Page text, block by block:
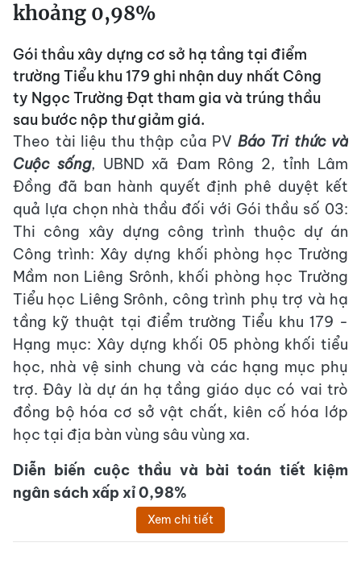
khoảng 0,98%
Gói thầu xây dựng cơ sở hạ tầng tại điểm
trường Tiểu khu 179 ghi nhận duy nhất Công
ty Ngọc Trường Đạt tham gia và trúng thầu
sau bước nộp thư giảm giá.
Theo tài liệu thu thập của PV Báo Tri thức và
Cuộc sống, UBND xã Đam Rông 2, tỉnh Lâm
Đồng đã ban hành quyết định phê duyệt kết
quả lựa chọn nhà thầu đối với Gói thầu số 03:
Thi công xây dựng công trình thuộc dự án
Công trình: Xây dựng khối phòng học Trường
Mầm non Liêng Srônh, khối phòng học Trường
Tiểu học Liêng Srônh, công trình phụ trợ và hạ
tầng kỹ thuật tại điểm trường Tiểu khu 179 -
Hạng mục: Xây dựng khối 05 phòng khối tiểu
học, nhà vệ sinh chung và các hạng mục phụ
trợ. Đây là dự án hạ tầng giáo dục có vai trò
đồng bộ hóa cơ sở vật chất, kiên cố hóa lớp
học tại địa bàn vùng sâu vùng xa.
Diễn biến cuộc thầu và bài toán tiết kiệm
ngân sách xấp xỉ 0,98%
Xem chi tiết